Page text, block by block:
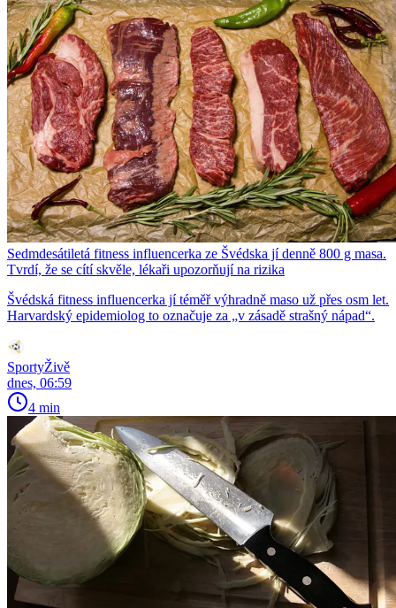
Sedmdesátiletá fitness influencerka ze Švédska jí denně 800 g masa.
Tvrdí, že se cítí skvěle, lékaři upozorňují na rizika
Švédská fitness influencerka jí téměř výhradně maso už přes osm let.
Harvardský epidemiolog to označuje za „v zásadě strašný nápad“.
SportyŽivě
dnes, 06:59
4 min